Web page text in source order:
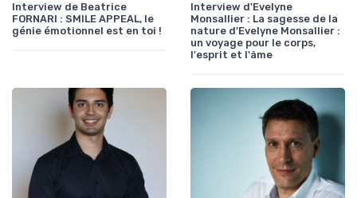
Interview de Beatrice
FORNARI : SMILE APPEAL, le
génie émotionnel est en toi !
Interview d'Evelyne
Monsallier : La sagesse de la
nature d'Evelyne Monsallier :
un voyage pour le corps,
l'esprit et l'âme